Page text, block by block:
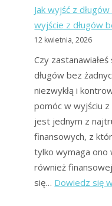
Jak wyjść z
wyjście z długów
12 kwietnia, 2026
Czy
długów bez
niezwykłą i
pomóc w wyjściu z
jest jednym z
finansowych, z
tylko wymaga ono
również
się… Dowiedz się